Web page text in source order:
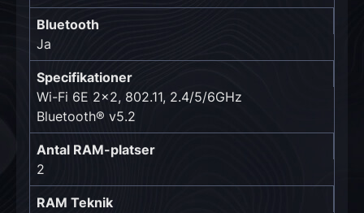
Bluetooth
Ja
Specifikationer
Wi-Fi 6E 2x2, 802.11, 2.4/5/6GHz
Bluetooth® v5.2
Antal RAM-platser
2
RAM Teknik